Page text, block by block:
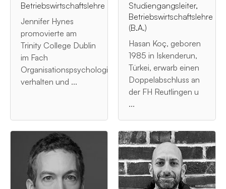
Betriebswirtschaftslehre
Jennifer Hynes
promovierte am
Trinity College Dublin
im Fach
Organisationspsychologie/-
verhalten und ...
Studiengangsleiter,
Betriebswirtschaftslehre
(B.A.)
Hasan Koç, geboren
1985 in Iskenderun,
Türkei, erwarb einen
Doppelabschluss an
der FH Reutlingen u
...